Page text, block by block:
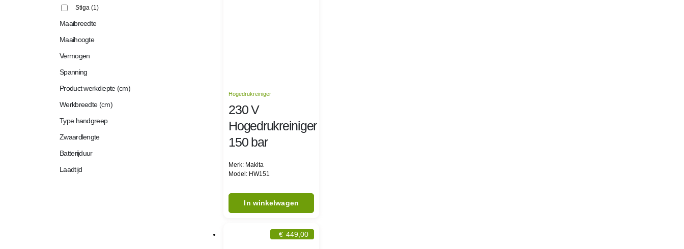
Hogedrukreiniger
230 V
Hogedrukreiniger
150 bar
Merk: Makita
Model: HW151
In winkelwagen
€ 449,00
Stiga (1)
Maaibreedte
Maaihoogte
Vermogen
Spanning
Product werkdiepte (cm)
Werkbreedte (cm)
Type handgreep
Zwaardlengte
Batterijduur
Laadtijd